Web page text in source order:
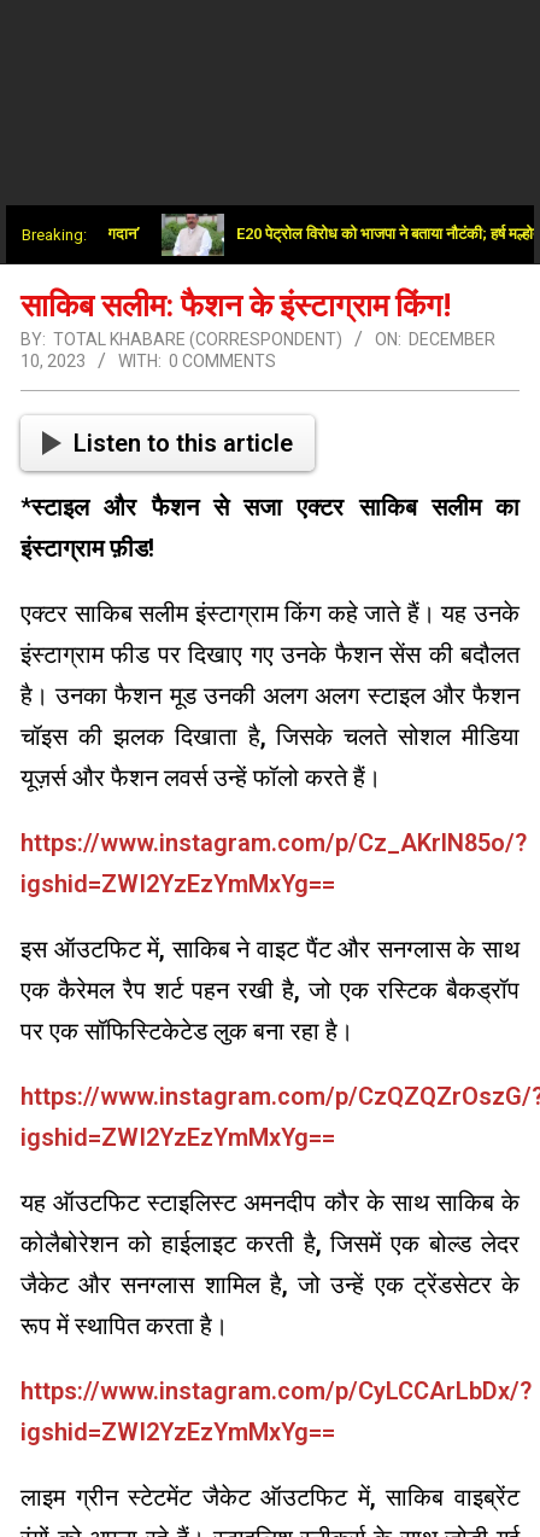
Breaking:
योगदान’ E20 पेट्रोल विरोध को भाजपा ने बताया नौटंकी; हर्ष मल्होत्रा
साकिब सलीम: फैशन के इंस्टाग्राम किंग!
BY: TOTAL KHABARE (CORRESPONDENT) ON: DECEMBER
10, 2023
WITH: 0 COMMENTS
Listen to this article
*स्टाइल और फैशन से सजा एक्टर साकिब सलीम का
इंस्टाग्राम फ़ीड!
एक्टर साकिब सलीम इंस्टाग्राम किंग कहे जाते हैं। यह उनके
इंस्टाग्राम फीड पर दिखाए गए उनके फैशन सेंस की बदौलत
है। उनका फैशन मूड उनकी अलग अलग स्टाइल और फैशन
चॉइस की झलक दिखाता है, जिसके चलते सोशल मीडिया
यूज़र्स और फैशन लवर्स उन्हें फॉलो करते हैं।
https://www.instagram.com/p/Cz_AKrlN85o/?
igshid=ZWI2YzEzYmMxYg==
इस ऑउटफिट में, साकिब ने वाइट पैंट और सनग्लास के साथ
एक कैरेमल रैप शर्ट पहन रखी है, जो एक रस्टिक बैकड्रॉप
पर एक सॉफिस्टिकेटेड लुक बना रहा है।
https://www.instagram.com/p/CzQZQZrOszG/
igshid=ZWI2YzEzYmMxYg==
यह ऑउटफिट स्टाइलिस्ट अमनदीप कौर के साथ साकिब के
कोलैबोरेशन को हाईलाइट करती है, जिसमें एक बोल्ड लेदर
जैकेट और सनग्लास शामिल है, जो उन्हें एक ट्रेंडसेटर के
रूप में स्थापित करता है।
https://www.instagram.com/p/CyLCCArLbDx/?
igshid=ZWI2YzEzYmMxYg==
लाइम ग्रीन स्टेटमेंट जैकेट ऑउटफिट में, साकिब वाइब्रेंट